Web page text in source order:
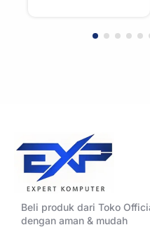
Beli produk dari Toko
dengan aman & mudah